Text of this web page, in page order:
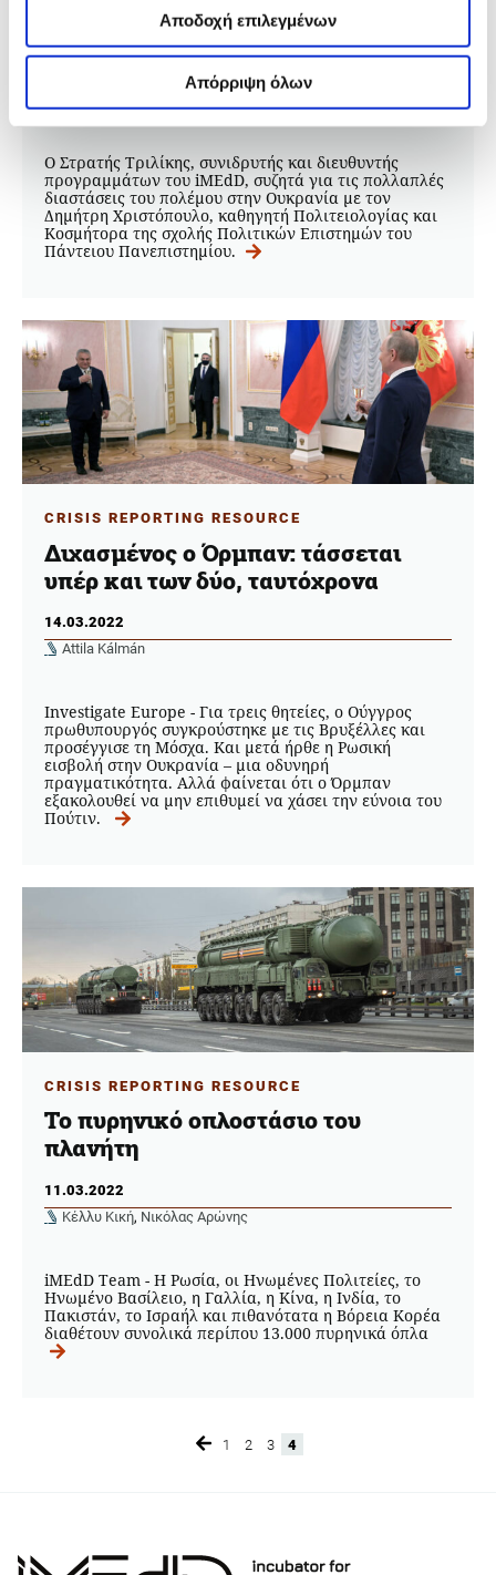
Αποδοχή επιλεγμένων
Απόρριψη όλων
και πώς θα μοιάζει η επόμενη μέρα.
Ο Στρατής Τριλίκης, συνιδρυτής και διευθυντής
προγραμμάτων του iMEdD, συζητά για τις πολλαπλές
διαστάσεις του πολέμου στην Ουκρανία με τον
Δημήτρη Χριστόπουλο, καθηγητή Πολιτειολογίας και
Κοσμήτορα της σχολής Πολιτικών Επιστημών του
Πάντειου Πανεπιστημίου.
CRISIS REPORTING RESOURCE
Διχασμένος ο Όρμπαν: τάσσεται
υπέρ και των δύο, ταυτόχρονα
14.03.2022
Attila Kálmán
Investigate Europe - Για τρεις θητείες, ο Ούγγρος
πρωθυπουργός συγκρούστηκε με τις Βρυξέλλες και
προσέγγισε τη Μόσχα. Και μετά ήρθε η Ρωσική
εισβολή στην Ουκρανία – μια οδυνηρή
πραγματικότητα. Αλλά φαίνεται ότι ο Όρμπαν
εξακολουθεί να μην επιθυμεί να χάσει την εύνοια του
Πούτιν.
CRISIS REPORTING RESOURCE
Το πυρηνικό οπλοστάσιο του
πλανήτη
11.03.2022
Κέλλυ Κική, Νικόλας Αρώνης
iMEdD Team - Η Ρωσία, οι Ηνωμένες Πολιτείες, το
Ηνωμένο Βασίλειο, η Γαλλία, η Κίνα, η Ινδία, το
Πακιστάν, το Ισραήλ και πιθανότατα η Βόρεια Κορέα
διαθέτουν συνολικά περίπου 13.000 πυρηνικά όπλα
Page
1 Page
2 Page
3 Page
4